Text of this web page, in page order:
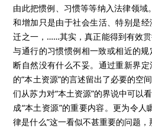
由此把惯例、习惯等等纳入法律领域
和增加只是由于社会生活、特别是
迁之一，……其实，真正能得到有效
与通行的习惯惯例相一致或相近的
断自然没有什么不妥。通过重新界
的“本土资源”的言述留出了必要的空
们从苏力对“本土资源”的界说中可以
成“本土资源”的重要内容。更为令人
律是什么”这一看似不甚重要的问题